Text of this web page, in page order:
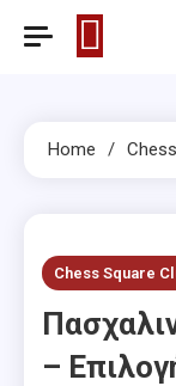
Home
Chess Square
–